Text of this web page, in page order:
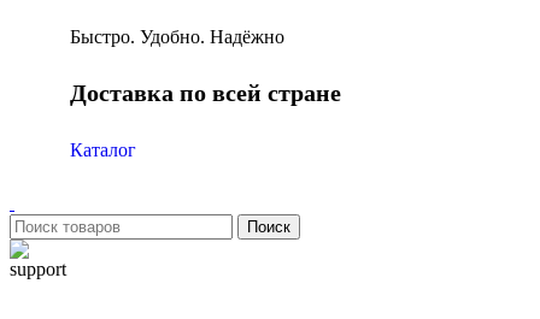
Быстро. Удобно. Надёжно
Доставка по всей стране
Каталог
Поиск